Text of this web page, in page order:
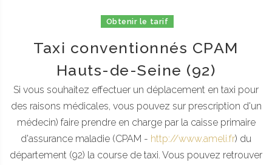
Obtenir le tarif
Taxi conventionnés CPAM
Hauts-de-Seine (92)
Si vous souhaitez effectuer un déplacement en taxi pour
des raisons médicales, vous pouvez sur prescription d'un
médecin) faire prendre en charge par la caisse primaire
d'assurance maladie (CPAM - http://www.ameli.fr) du
département (92) la course de taxi. Vous pouvez retrouver